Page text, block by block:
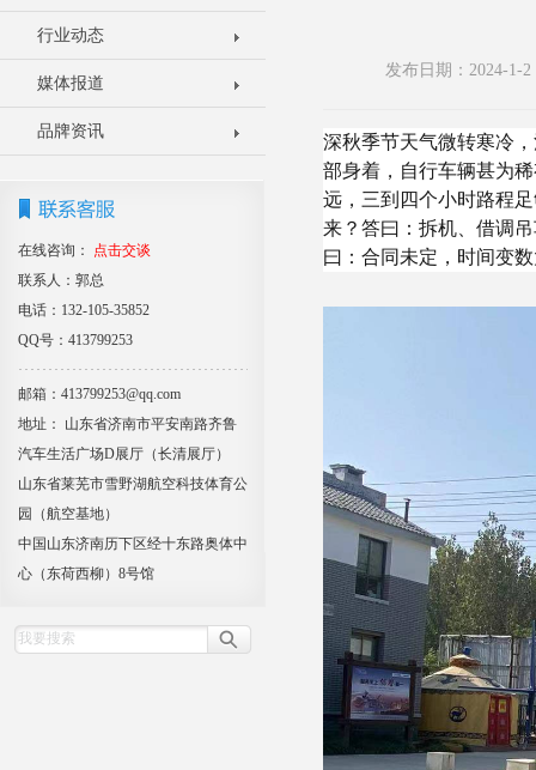
行业动态
媒体报道
品牌资讯
在线咨询：
点击交谈
联系人：郭总
电话：132-105-35852
QQ号：413799253
邮箱：413799253@qq.com
地址： 山东省济南市平安南路齐鲁
汽车生活广场D展厅（长清展厅）
山东省莱芜市雪野湖航空科技体育公
园（航空基地）
中国山东济南历下区经十东路奥体中
心（东荷西柳）8号馆
发布日期：2024-1-
深秋季节天气微转寒冷
部身着，自行车辆甚为
远，三到四个小时路程
来？答曰：拆机、借调
曰：合同未定，时间变